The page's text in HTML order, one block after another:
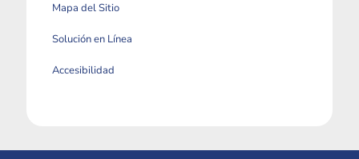
Mapa del Sitio
Solución en Línea
Accesibilidad